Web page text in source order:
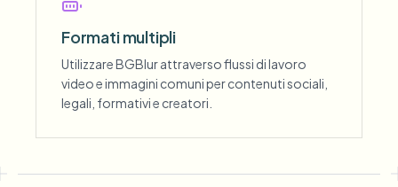
Formati multipli
Utilizzare BGBlur attraverso flussi di lavoro
video e immagini comuni per contenuti sociali,
legali, formativi e creatori.